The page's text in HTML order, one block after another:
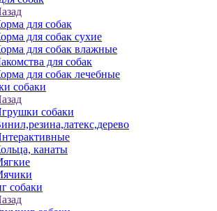
для собак
для собак сухие
для собак влажные
для собак
для собак лечебные
собаки
собаки
канаты
собаки